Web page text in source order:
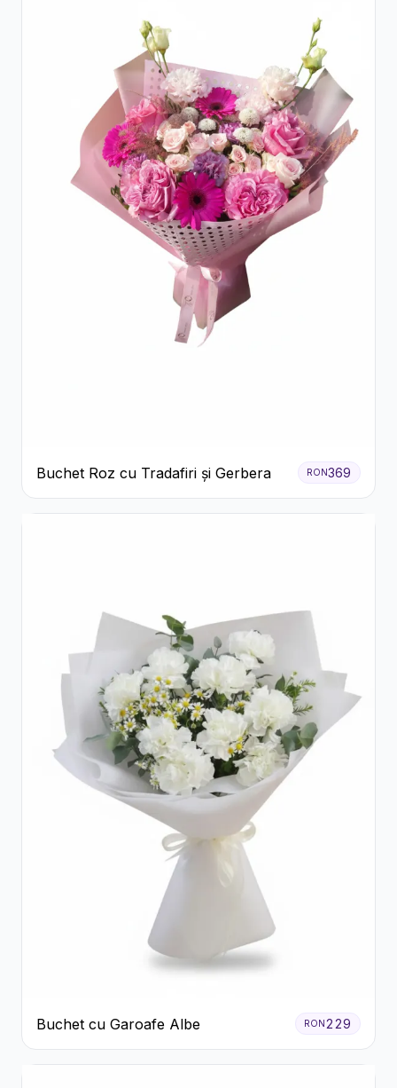
Buchet Roz cu Tradafiri și Gerbera RON369
Buchet cu Garoafe Albe RON 229